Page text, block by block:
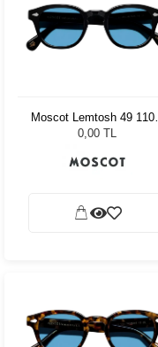
Moscot Lemtosh 49 110 Ii
Blue Celebrity Blue
0,00 TL